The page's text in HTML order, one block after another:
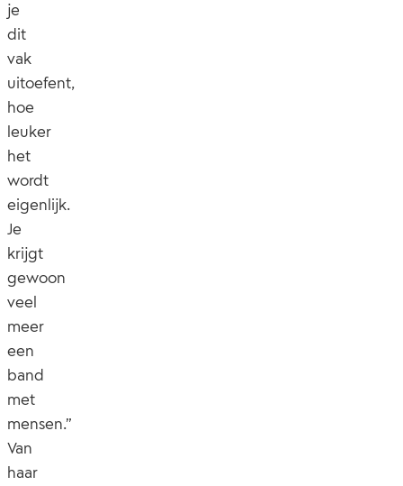
je
dit
vak
uitoefent,
hoe
leuker
het
wordt
eigenlijk.
Je
krijgt
gewoon
veel
meer
een
band
met
mensen.”
Van
haar